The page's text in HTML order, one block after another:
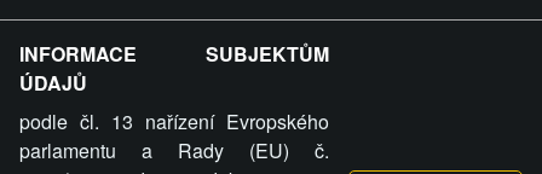
FREESEX.CZ - to je Vaše každodenní dávka
INFORMACE SUBJEKTŮM
ÚDAJŮ
podle čl. 13 nařízení Evropského
parlamentu a Rady (EU) č.